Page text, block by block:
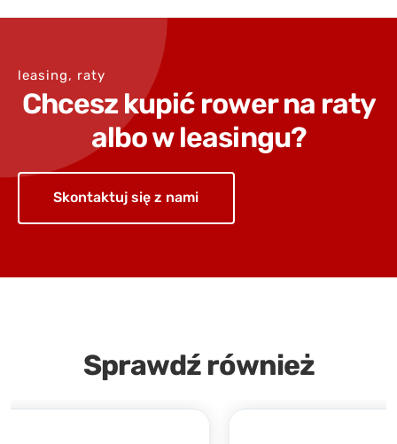
leasing, raty
Chcesz kupić rower na raty
albo w leasingu?
Skontaktuj się z nami
Sprawdź również